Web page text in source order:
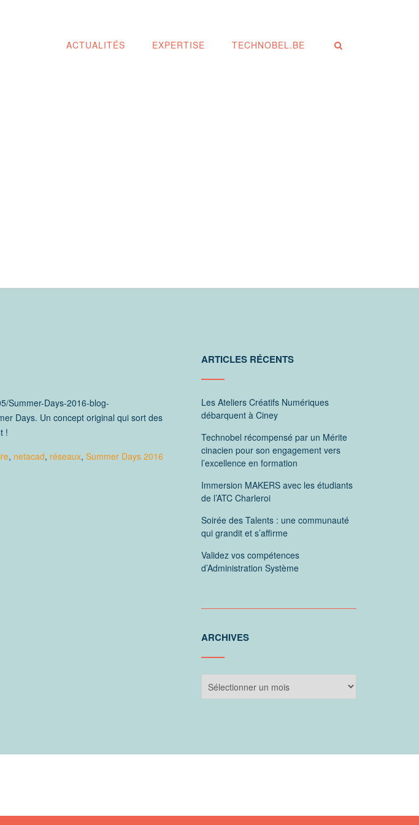
ACTUALITÉS
EXPERTISE TECHNOBEL.BE
Summer-Days-2016-blog-
Days. Un concept original qui sort des
!
, netacad, réseaux, Summer Days 2016
ARTICLES RÉCENTS
Les Ateliers Créatifs Numériques
débarquent à Ciney
Technobel récompensé par un Mérite
cinacien pour son engagement vers
l’excellence en formation
Immersion MAKERS avec les étudiants
de l’ATC Charleroi
Soirée des Talents : une communauté
qui grandit et s’affirme
Validez vos compétences
d’Administration Système
ARCHIVES